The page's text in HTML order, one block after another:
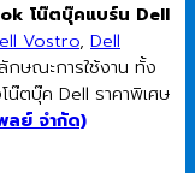
โน๊ตบุ๊คแบร์น Dell
Vostro, Dell
กษณะการใช้งาน ทั้ง
น๊ตบุ๊ค Dell ราคาพิเศษ
ลย์ จำกัด)